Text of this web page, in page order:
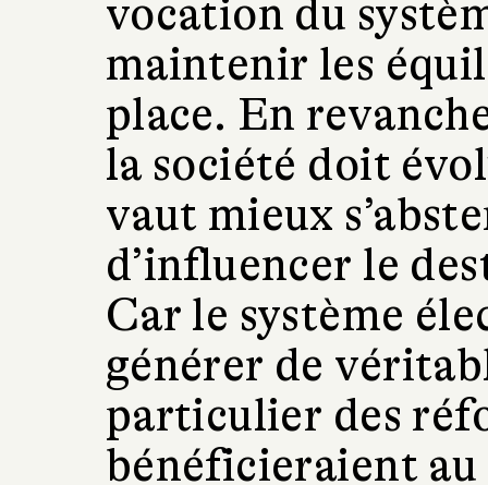
vocation du
maintenir les
place. En
la société doit
vaut mieux
d’influencer le
Car le système
générer de
particulier des
bénéficieraient